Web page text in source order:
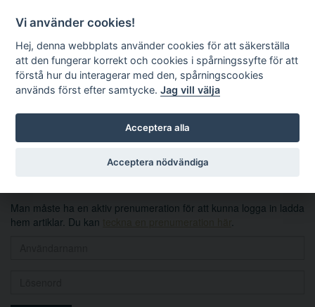
Sök
Logga in
Man måste ha en aktiv prenumeration för att kunna logga in ladda
hem artiklar. Du kan
Vi använder cookies!
Hej, denna webbplats använder cookies för att säkerställa
att den fungerar korrekt och cookies i spårningssyfte för att
förstå hur du interagerar med den, spårningscookies
används först efter samtycke.Jag vill välja
Acceptera alla
Acceptera nödvändiga